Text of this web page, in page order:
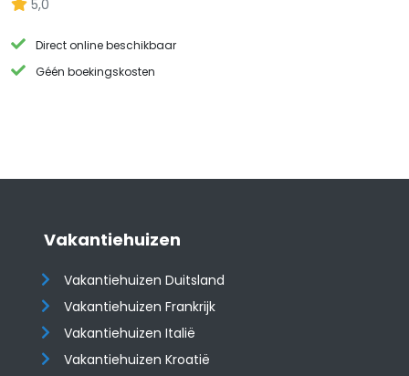
5,0
Direct online beschikbaar
Géén boekingskosten
Vakantiehuizen
Vakantiehuizen Duitsland
Vakantiehuizen Frankrijk
Vakantiehuizen Italië
Vakantiehuizen Kroatië